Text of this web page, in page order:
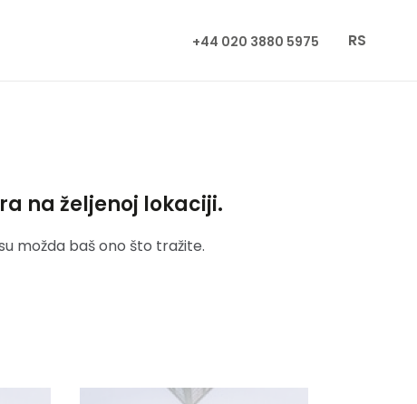
+44 020 3880 5975 RS
na željenoj lokaciji.
možda baš ono što tražite.